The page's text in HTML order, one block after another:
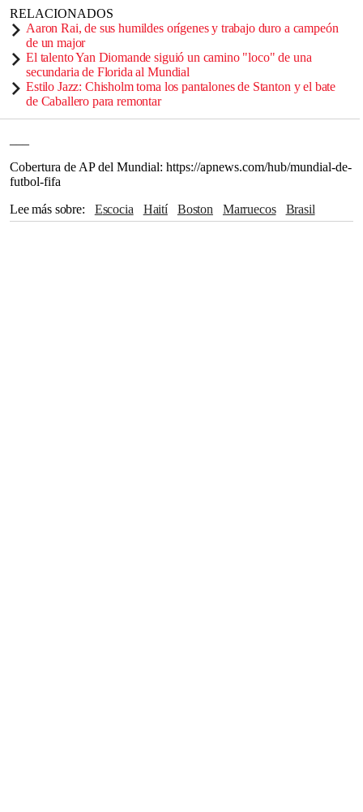
RELACIONADOS
Aaron Rai, de sus humildes orígenes y trabajo duro a campeón
de un major
El talento Yan Diomande siguió un camino "loco" de una
secundaria de Florida al Mundial
Estilo Jazz: Chisholm toma los pantalones de Stanton y el bate
de Caballero para remontar
Cobertura de AP del Mundial: https://apnews.com/hub/mundial-de-
futbol-fifa
Lee más sobre
Escocia Haití Boston Marruecos
Brasil